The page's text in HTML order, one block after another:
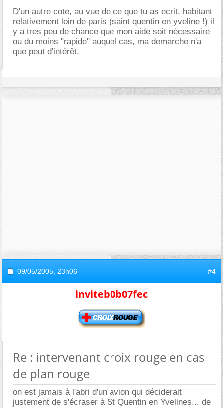
D'un autre cote, au vue de ce que tu as ecrit, habitant
relativement loin de paris (saint quentin en yveline !) il
y a tres peu de chance que mon aide soit nécessaire
ou du moins "rapide" auquel cas, ma demarche n'a
que peut d'intérêt.
09/05/2005, 23h06 #4
inviteb0b07fec
Re : intervenant croix rouge en cas
de plan rouge
on est jamais à l'abri d'un avion qui déciderait
justement de s'écraser à St Quentin en Yvelines... de